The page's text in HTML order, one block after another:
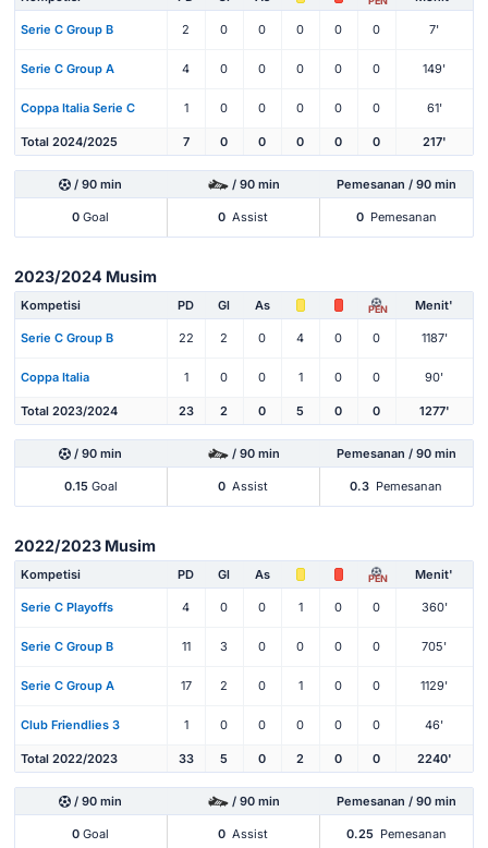
Serie C Group B 2 0 0 0 0 0 7'
Serie C Group A 4 0 0 0 0 0 149'
Coppa Italia Serie C 1 0 0 0 0 0 61'
Total 2024/2025 7 0 0 0 0 0 217'
/ 90 min / 90 min Pemesanan / 90 min
0 Goal 0 Assist 0 Pemesanan
2023/2024 Musim
Kompetisi PD Gl As PEN Menit'
Serie C Group B 22 2 0 4 0 0 1187'
Coppa Italia 1 0 0 1 0 0 90'
Total 2023/2024 23 2 0 5 0 0 1277'
/ 90 min / 90 min Pemesanan / 90 min
0.15Goal 0 Assist 0.3 Pemesanan
2022/2023 Musim
Kompetisi PD Gl As PEN Menit'
Serie C Playoffs 4 0 0 1 0 0 360'
Serie C Group B 11 3 0 0 0 0 705'
Serie C Group A 17 2 0 1 0 0 1129'
Club Friendlies 3 1 0 0 0 0 0 46'
Total 2022/2023 33 5 0 2 0 0 2240'
/ 90 min / 90 min Pemesanan / 90 min
0 Goal 0 Assist 0.25 Pemesanan